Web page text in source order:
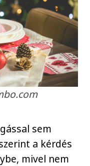
sem
a kérdés
mivel nem